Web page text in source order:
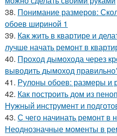
38. Понимание размеров:
обоев шириной 1
39. Как жить в квартире и
лучше начать ремонт в
40. Проход дымохода через
выводить дымоход
41. Рулоны обоев: размеры и
42. Как построить дом из
Нужный инструмент и
43. С чего начинать ремонт в
Неоднозначные моменты в